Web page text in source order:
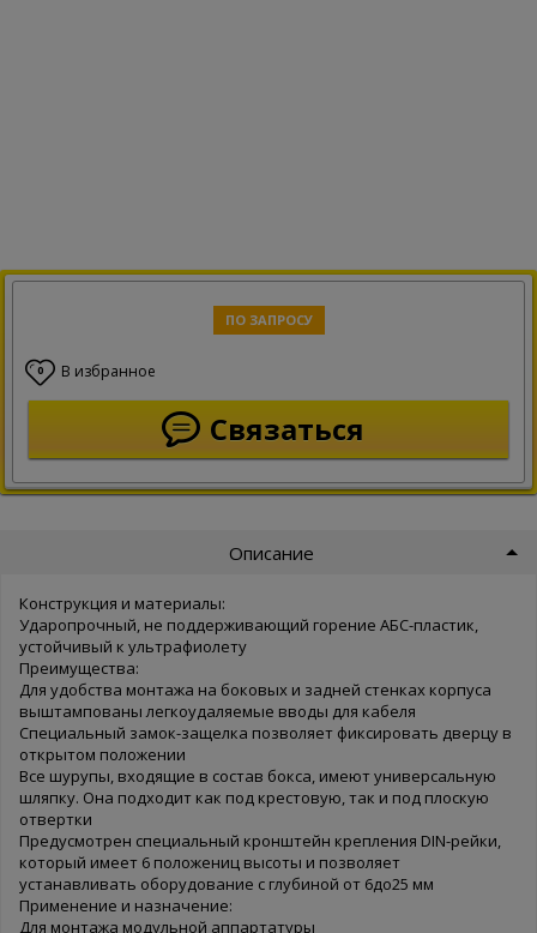
ПО ЗАПРОСУ
0 В избранное
Связаться
Описание
Конструкция и материалы:
Ударопрочный, не поддерживающий горение АБС-пластик,
устойчивый к ультрафиолету
Преимущества:
Для удобства монтажа на боковых и задней стенках корпуса
выштампованы легкоудаляемые вводы для кабеля
Специальный замок-защелка позволяет фиксировать дверцу в
открытом положении
Все шурупы, входящие в состав бокса, имеют универсальную
шляпку. Она подходит как под крестовую, так и под плоскую
отвертки
Предусмотрен специальный кронштейн крепления DIN-рейки,
который имеет 6 положениц высоты и позволяет
устанавливать оборудование с глубиной от 6до25 мм
Применение и назначение:
Для монтажа модульной аппартатуры